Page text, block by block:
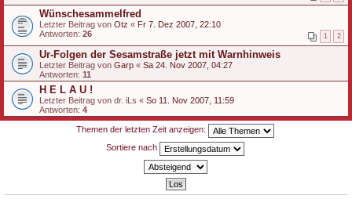
Wünschesammelfred
Letzter Beitrag von Otz « Fr 7. Dez 2007, 22:10
Antworten: 26 1 2
Ur-Folgen der Sesamstraße jetzt mit Warnhinweis
Letzter Beitrag von Garp « Sa 24. Nov 2007, 04:27
Antworten: 11
H E L A U !
Letzter Beitrag von dr. iLs « So 11. Nov 2007, 11:59
Antworten: 4
Themen der letzten Zeit anzeigen:
Sortiere nach